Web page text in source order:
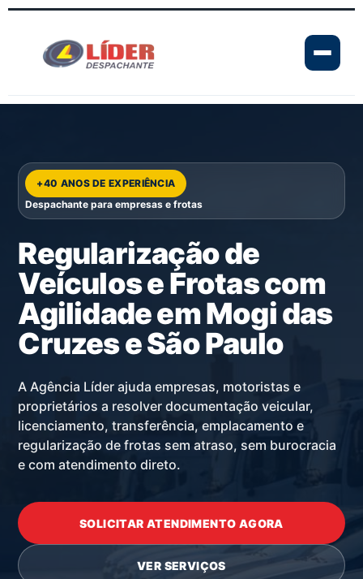
+40 ANOS DE EXPERIÊNCIA
Despachante para empresas e frotas
Regularização de
Veículos e Frotas com
Agilidade em Mogi das
Cruzes e São Paulo
A Agência Líder ajuda empresas, motoristas e
proprietários a resolver documentação veicular,
licenciamento, transferência, emplacamento e
regularização de frotas sem atraso, sem burocracia
e com atendimento direto.
SOLICITAR ATENDIMENTO AGORA
VER SERVIÇOS